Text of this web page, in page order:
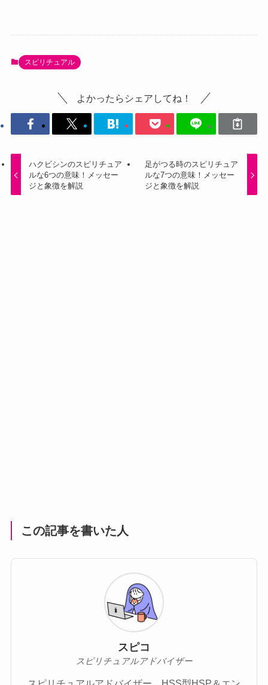
スピリチュアル
よかったらシェアしてね！
ハクビシンのスピリチュア
ルな6つの意味！メッセー
ジと象徴を解説
足がつる時のスピリチュア
ルな7つの意味！メッセー
ジと象徴を解説
この記事を書いた人
スピコ
スピリチュアルアドバイザー